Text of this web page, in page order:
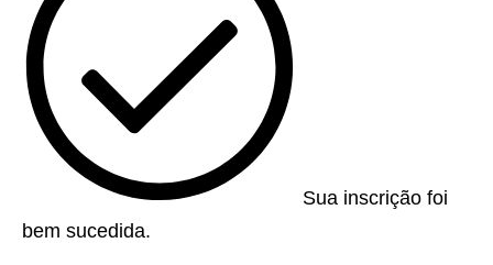
Sua inscrição foi
bem sucedida.